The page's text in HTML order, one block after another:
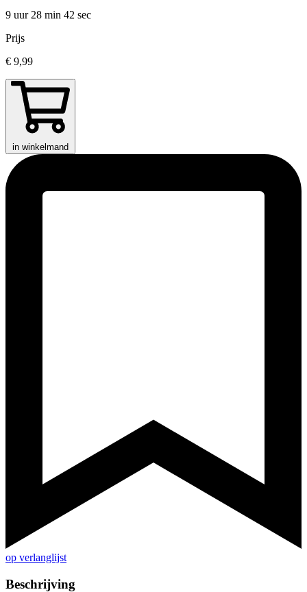
9 uur 28 min 42 sec
Prijs
€ 9,99
in winkelmand
op verlanglijst
Beschrijving